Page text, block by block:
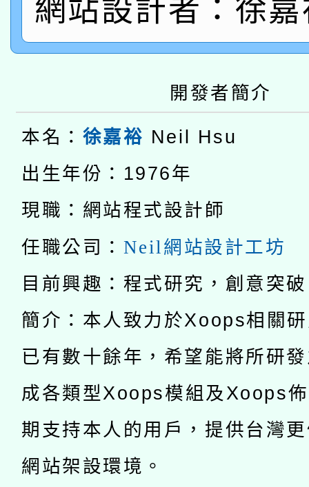
pilot」
有關大陸委員會函釋公
薪期間赴陸應申請許可
轉知經濟部水利署委託
業技術研究院辦理「
用水績優單位及節水達
動」
115年8月22日(星期六)
桃園市孔廟祈福系列
開 智慧啟航」
2026年桃園地景藝術節
適應運動共學行動站研
本館辦理115年度閱讀
暨閱讀推動專業研習
科技賦能─人工智慧
礎課程
A3數位素養講師名單
「數位內容與教學軟體
pilot」
有關大陸委員會函釋公
薪期間赴陸應申請許可
轉知經濟部水利署委託
業技術研究院辦理「
用水績優單位及節水達
115年8月22日(星期六)
桃園市孔廟祈福系列
2026年桃園地景藝術節
網站設計者：徐
開發者簡介
本名： 徐嘉裕 Neil Hsu
出生年份：1976年
現職：網站程式設計師
任職公司： Neil網站設計工坊
目前興趣：程式研究，創意突
簡介：本人致力於Xoops相關
已有數十餘年，希望能將所研
成各類型Xoops模組及Xoops
期支持本人的用戶，提供台灣
網站架設環境。